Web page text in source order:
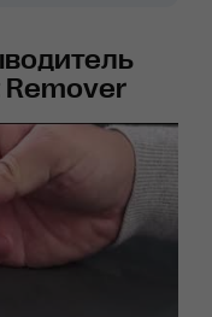
Remover